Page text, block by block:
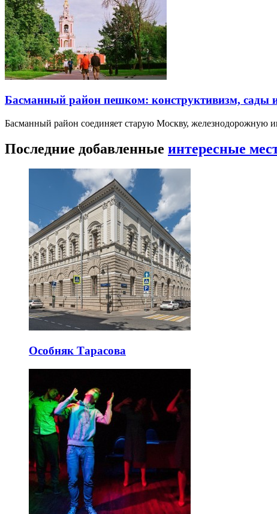
Басманный район пешком: конструктивизм, сады
Басманный район соединяет старую Москву, железнодорожную
Последние добавленные интересные
Особняк Тарасова